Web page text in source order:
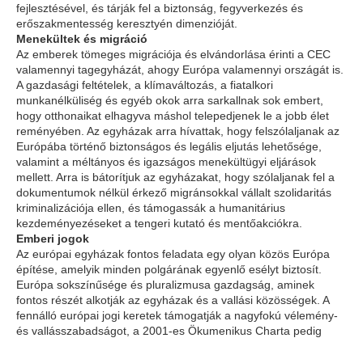
fejlesztésével, és tárják fel a biztonság, fegyverkezés és
erőszakmentesség keresztyén dimenzióját.
Menekültek és migráció
Az emberek tömeges migrációja és elvándorlása érinti a CEC
valamennyi tagegyházát, ahogy Európa valamennyi országát is.
A gazdasági feltételek, a klímaváltozás, a fiatalkori
munkanélküliség és egyéb okok arra sarkallnak sok embert,
hogy otthonaikat elhagyva máshol telepedjenek le a jobb élet
reményében. Az egyházak arra hívattak, hogy felszólaljanak az
Európába történő biztonságos és legális eljutás lehetősége,
valamint a méltányos és igazságos menekültügyi eljárások
mellett. Arra is bátorítjuk az egyházakat, hogy szólaljanak fel a
dokumentumok nélkül érkező migránsokkal vállalt szolidaritás
kriminalizációja ellen, és támogassák a humanitárius
kezdeményezéseket a tengeri kutató és mentőakciókra.
Emberi jogok
Az európai egyházak fontos feladata egy olyan közös Európa
építése, amelyik minden polgárának egyenlő esélyt biztosít.
Európa sokszínűsége és pluralizmusa gazdagság, aminek
fontos részét alkotják az egyházak és a vallási közösségek. A
fennálló európai jogi keretek támogatják a nagyfokú vélemény-
és vallásszabadságot, a 2001-es Ökumenikus Charta pedig